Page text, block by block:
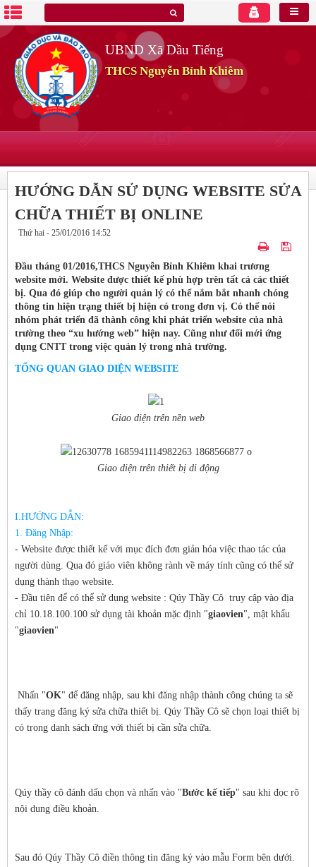
UBND Xã Dầu Tiếng
THCS Nguyễn Bỉnh Khiêm
HƯỚNG DẪN SỬ DỤNG WEBSITE SỬA
CHỮA THIẾT BỊ ONLINE
Thứ hai - 25/01/2016 14:52
Đầu tháng 01/2016,THCS Nguyễn Bỉnh Khiêm khai trương
website mới. Website được thiết kế phù hợp trên tất cả các thiết
bị. Qua đó giúp cho người quản lý có thể nắm bắt nhanh chóng
thông tin hiện trạng thiết bị hiện có trong đơn vị. Có thể nói
nhóm phát triển đã thành công khi phát triển website của nhà
trường theo “xu hướng web” hiện nay. Cũng như đổi mới ứng
dụng CNTT trong việc quản lý trong nhà trường.
TỔNG QUAN GIAO DIỆN WEBSITE
Giao diện trên nền web
Giao diện trên thiết bị di động
I.HƯỚNG DẪN:
1. Đăng Nhập:
- Website được thiết kế với mục đích đơn giản hóa việc thao tác của
người dùng. Qua đó giáo viên không rành về máy tính cũng có thể sử
dụng thành thạo website.
- Đầu tiên để có thể sử dụng website : Qúy Thầy Cô truy cập vào địa
chỉ 10.18.100.100 sử dụng tài khoản mặc định "giaovien", mật khẩu
"giaovien"
Nhấn "OK" để đăng nhập, sau khi đăng nhập thành công chúng ta sẽ
thấy trang đăng ký sửa chữa thiết bị. Qúy Thầy Cô sẽ chọn loại thiết bị
có trong danh sách ứng với thiết bị cần sửa chữa.
Qúy thầy cô đánh dấu chọn và nhấn vào "Bước kế tiếp" sau khi đọc rõ
nội dung điều khoản.
Sau đó Qúy Thầy Cô điền thông tin đăng ký vào mẫu Form bên dưới.